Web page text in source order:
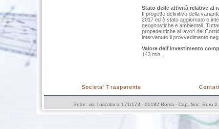
Stato delle attività relative al
Il progetto definitivo della
2017 ed è stato aggiornato e
geognostiche e ambientali.
propedeutiche ai lavori del
intervenuto il provvedimento
Valore dell'investimento
143 mln.
Societa' Trasparente
Sede: via Tuscolana 171/173 - 00182 Roma - Cap. Soc. Euro